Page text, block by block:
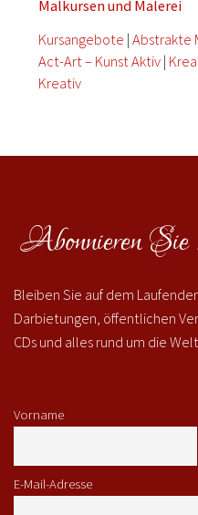
Malkursen und Malerei
Kursangebote |Abstrakte
Act-Art – Kunst Aktiv |
Kreativ
Abonnieren Sie
Bleiben Sie auf dem
Darbietungen, öffentlichen
CDs und alles rund um die
Vorname
E-Mail-Adresse